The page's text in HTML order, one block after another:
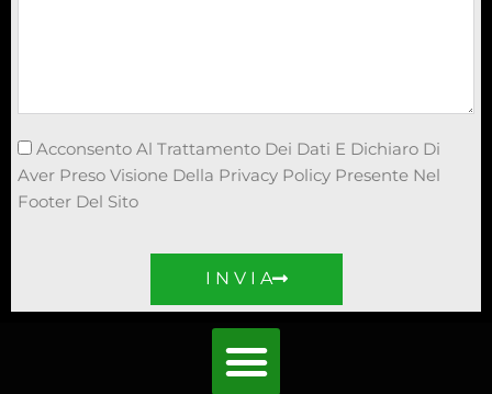
Acconsento Al Trattamento Dei Dati E Dichiaro Di
Aver Preso Visione Della Privacy Policy Presente Nel
Footer Del Sito
I N V I A